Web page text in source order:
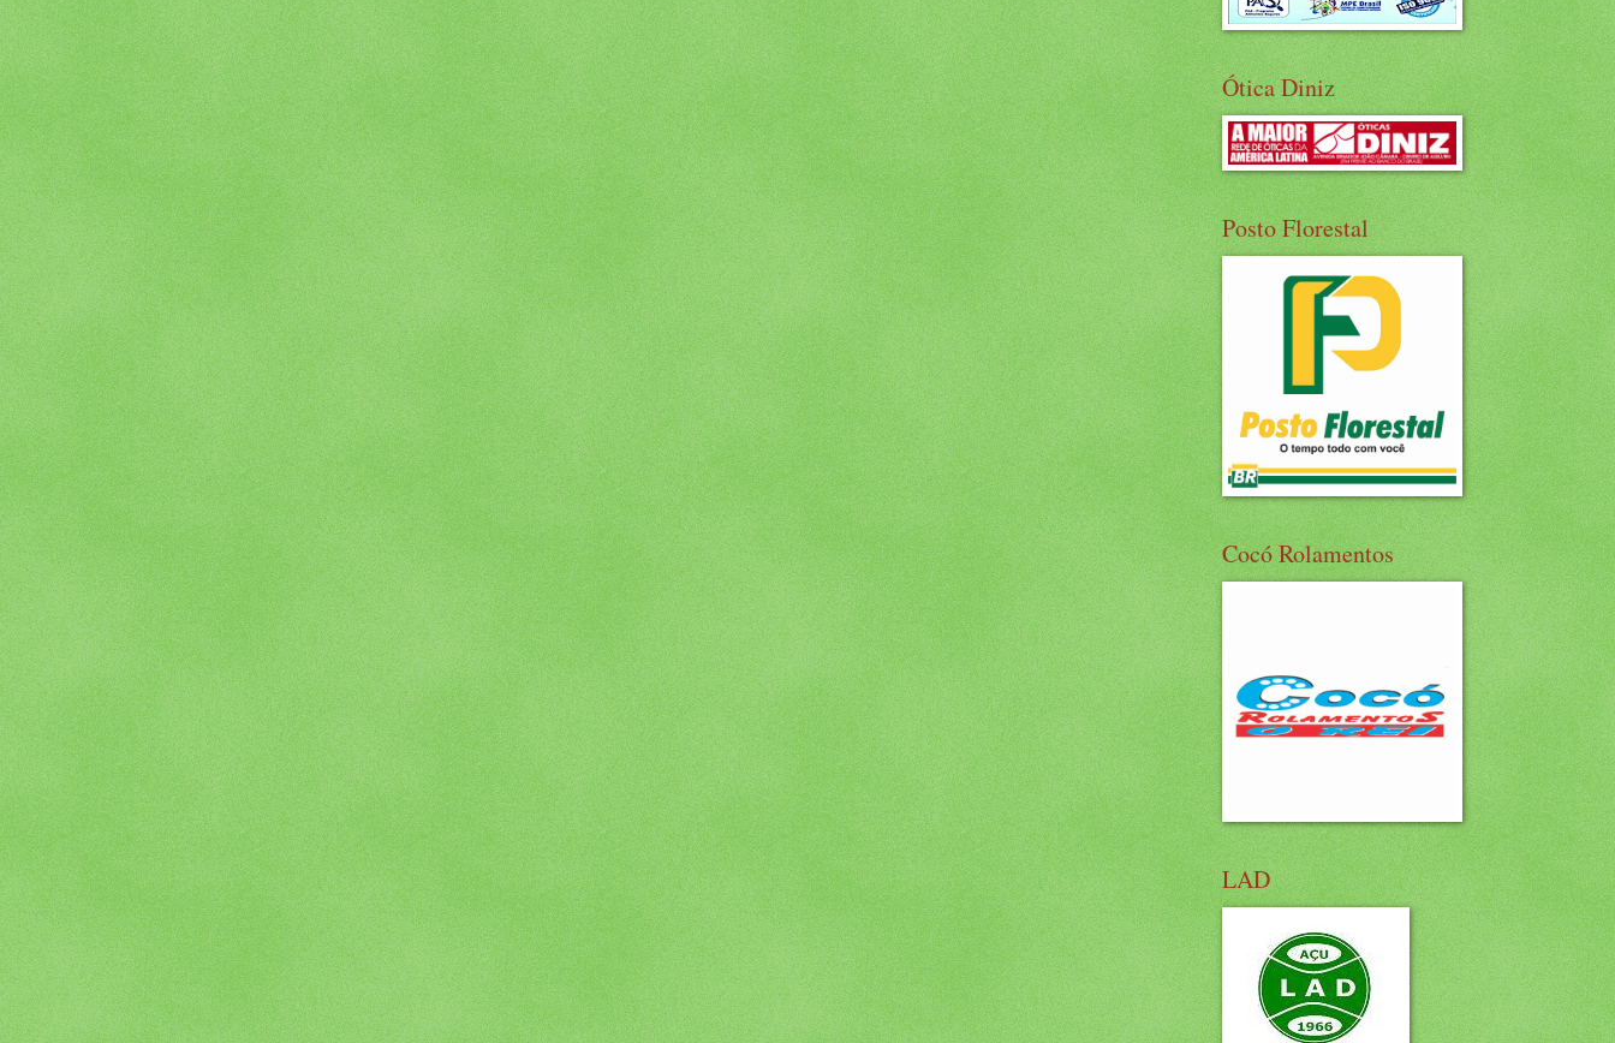
Ótica Diniz
Posto Florestal
Cocó Rolamentos
LAD